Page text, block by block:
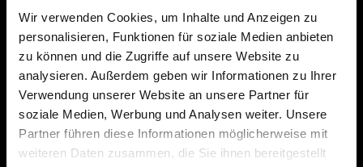
Wir verwenden Cookies, um Inhalte und Anzeigen zu
personalisieren, Funktionen für soziale Medien anbieten
zu können und die Zugriffe auf unsere Website zu
analysieren. Außerdem geben wir Informationen zu Ihrer
Verwendung unserer Website an unsere Partner für
soziale Medien, Werbung und Analysen weiter. Unsere
Partner führen diese Informationen möglicherweise mit
weiteren Daten zusammen, die Sie ihnen bereitgestellt